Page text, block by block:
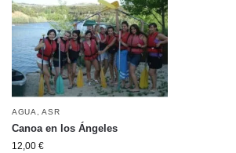
AGUA,ASR
Canoa en los Ángeles
12,00 €